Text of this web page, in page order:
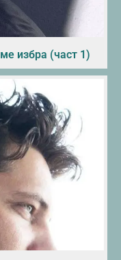
избра (част 1)